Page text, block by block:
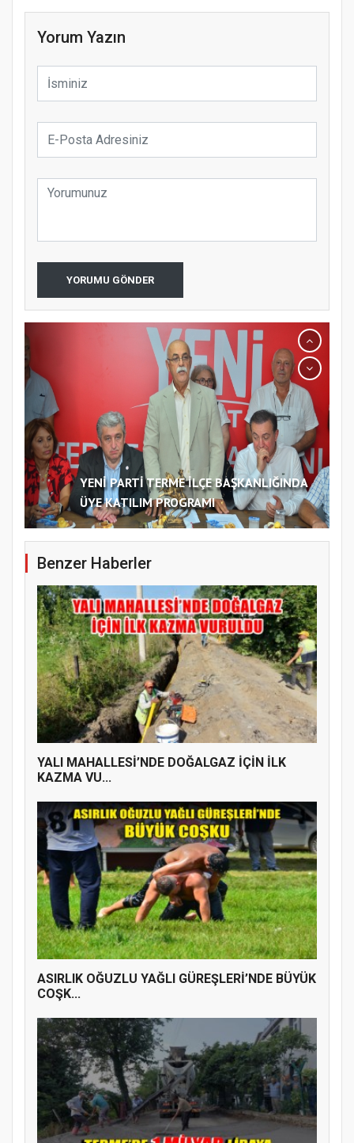
Yorum Yazın
YORUMU GÖNDER
YENİ PARTİ TERME İLÇE BAŞKANLIĞINDA
ÜYE KATILIM PROGRAMI
Benzer Haberler
YALI MAHALLESİ’NDE DOĞALGAZ İÇİN İLK
KAZMA VU...
ASIRLIK OĞUZLU YAĞLI GÜREŞLERİ’NDE BÜYÜK
COŞK...